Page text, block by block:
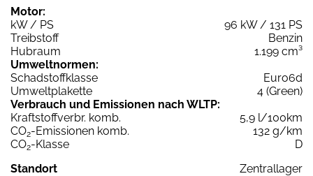
Motor:
kW / PS
96 kW / 131 PS
Treibstoff
Benzin
Hubraum
1.199 cm³
Umweltnormen:
Schadstoffklasse
Euro6d
Umweltplakette
4 (Green)
Verbrauch und Emissionen nach WLTP:
Kraftstoffverbr. komb.
5,9 l/100km
CO2-Emissionen komb.
132 g/km
CO2-Klasse
D
Standort
Zentrallager